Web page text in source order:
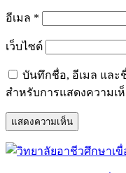
อีเมล *
เว็บไซต์
บันทึกชื่อ, อีเมล และ
สำหรับการแสดงความเ